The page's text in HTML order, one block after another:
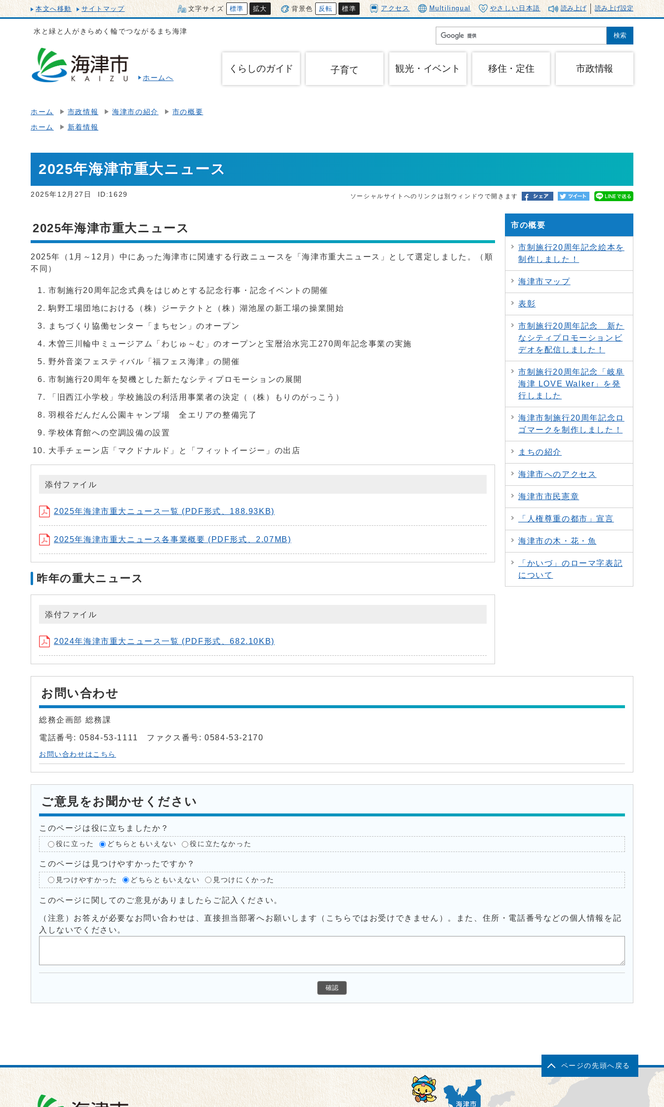
本文へ移動 サイトマップ 文字サイズ 標準 拡大 背景色 反転 標準 アクセス Multilingual やさしい日本語 読み上げ 読み上げ設定
水と緑と人がきらめく輪でつながるまち海津
ホームへ
くらしのガイド 子育て 観光・イベント 移住・定住 市政情報
ホーム 市政情報 海津市の紹介 市の概要
ホーム 新着情報
2025年海津市重大ニュース
2025年12月27日 ID:1629 ソーシャルサイトへのリンクは別ウィンドウで開きます
2025年海津市重大ニュース
2025年（1月～12月）中にあった海津市に関連する行政ニュースを「海津市重大ニュース」として選定しました。（順
不同）
市制施行20周年記念式典をはじめとする記念行事・記念イベントの開催
駒野工場団地における（株）ジーテクトと（株）湖池屋の新工場の操業開始
まちづくり協働センター「まちセン」のオープン
木曽三川輪中ミュージアム「わじゅ～む」のオープンと宝暦治水完工270周年記念事業の実施
野外音楽フェスティバル「福フェス海津」の開催
市制施行20周年を契機とした新たなシティプロモーションの展開
「旧西江小学校」学校施設の利活用事業者の決定（（株）もりのがっこう）
羽根谷だんだん公園キャンプ場 全エリアの整備完了
学校体育館への空調設備の設置
大手チェーン店「マクドナルド」と「フィットイージー」の出店
添付ファイル
2025年海津市重大ニュース一覧 (PDF形式、188.93KB)
2025年海津市重大ニュース各事業概要 (PDF形式、2.07MB)
昨年の重大ニュース
添付ファイル
2024年海津市重大ニュース一覧 (PDF形式、682.10KB)
市の概要
市制施行20周年記念絵本を
制作しました！
海津市マップ
表彰
市制施行20周年記念 新た
なシティプロモーションビ
デオを配信しました！
市制施行20周年記念「岐阜
海津 LOVE Walker」を発
行しました
海津市制施行20周年記念ロ
ゴマークを制作しました！
まちの紹介
海津市へのアクセス
海津市市民憲章
「人権尊重の都市」宣言
海津市の木・花・魚
「かいづ」のローマ字表記
について
お問い合わせ
総務企画部 総務課
電話番号: 0584-53-1111 ファクス番号: 0584-53-2170
お問い合わせはこちら
ご意見をお聞かせください
このページは役に立ちましたか？
役に立った どちらともいえない 役に立たなかった
このページは見つけやすかったですか？
見つけやすかった どちらともいえない 見つけにくかった
このページに関してのご意見がありましたらご記入ください。
（注意）お答えが必要なお問い合わせは、直接担当部署へお願いします（こちらではお受けできません）。また、住所・電話番号などの個人情報を記
入しないでください。
ページの先頭へ戻る